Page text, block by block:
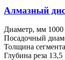
Алмазный
Диаметр, мм
Посадочный
Толщина сегмента
Глубина реза 13,5